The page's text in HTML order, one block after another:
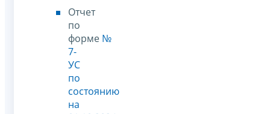
Отчет
по
форме №
7-
УС
по
состоянию
на